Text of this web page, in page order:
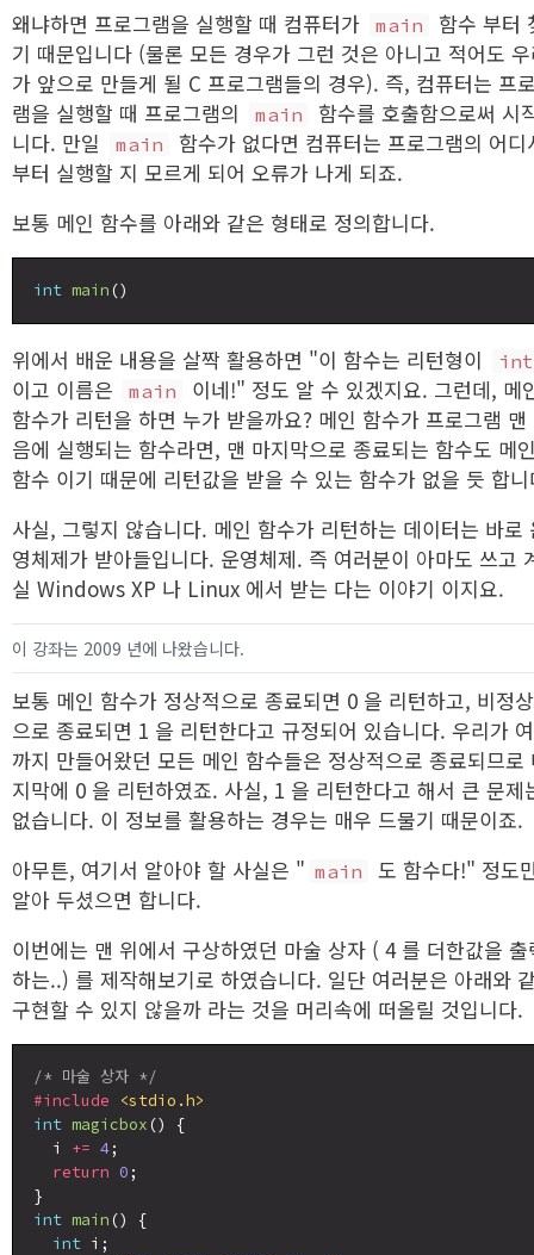
왜냐하면 프로그램을 실행할 때 컴퓨터가
main
함수 부터
기 때문입니다 (물론 모든 경우가 그런 것은 아니고 적어도
가 앞으로 만들게 될 C 프로그램들의 경우). 즉, 컴퓨터는 프
램을 실행할 때 프로그램의
main
함수를 호출함으로써 시
니다. 만일
main
함수가 없다면 컴퓨터는 프로그램의 어디
부터 실행할 지 모르게 되어 오류가 나게 되죠.
보통 메인 함수를 아래와 같은 형태로 정의합니다.
int main
위에서 배운 내용을 살짝 활용하면 "이 함수는 리턴형이 int
이고 이름은 main
이네!" 정도 알 수 있겠지요. 그런데, 메
함수가 리턴을 하면 누가 받을까요? 메인 함수가 프로그램 맨
음에 실행되는 함수라면, 맨 마지막으로 종료되는 함수도 메
함수 이기 때문에 리턴값을 받을 수 있는 함수가 없을 듯 합
사실, 그렇지 않습니다. 메인 함수가 리턴하는 데이터는 바로
영체제가 받아들입니다. 운영체제. 즉 여러분이 아마도 쓰고
실 Windows XP 나 Linux 에서 받는 다는 이야기 이지요.
이 강좌는 2009 년에 나왔습니다.
보통 메인 함수가 정상적으로 종료되면 0 을 리턴하고, 비정
으로 종료되면 1 을 리턴한다고 규정되어 있습니다. 우리가
까지 만들어왔던 모든 메인 함수들은 정상적으로 종료되므로
지막에 0 을 리턴하였죠. 사실, 1 을 리턴한다고 해서 큰 문제
없습니다. 이 정보를 활용하는 경우는 매우 드물기 때문이죠.
아무튼, 여기서 알아야 할 사실은 " main
도 함수다!" 정도
알아 두셨으면 합니다.
이번에는 맨 위에서 구상하였던 마술 상자 ( 4 를 더한값을 출
하는..) 를 제작해보기로 하였습니다. 일단 여러분은 아래와
구현할 수 있지 않을까 라는 것을 머리속에 떠올릴 것입니다.
/* 마술 상자 */
#include
<stdio.h>
int magicbox () {
  i
+= 4;
return 0 ;
int main () {
int i;